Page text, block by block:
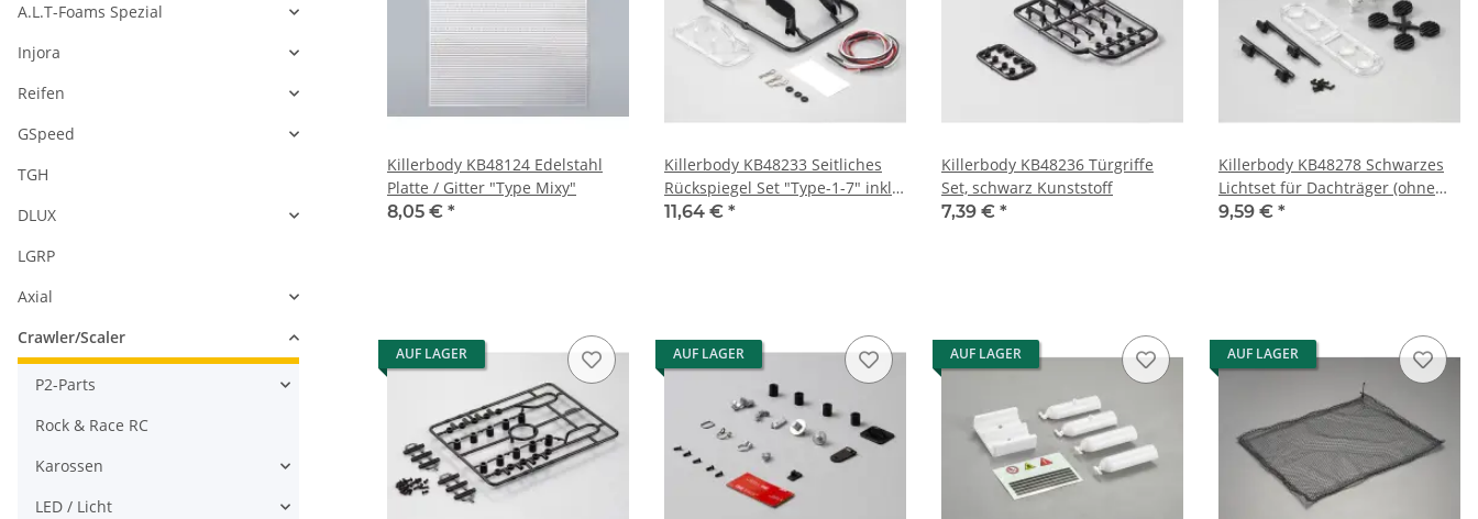
Killerbody KB48124 Edelstahl
Platte / Gitter "Type Mixy"
8,05 € *
Killerbody KB48233 Seitliches
Rückspiegel Set "Type-1-7" inkl.
LED
11,64 € *
Killerbody KB48236 Türgriffe
Set, schwarz Kunststoff
7,39 € *
Killerbody KB48278 Schwarzes
Lichtset für Dachträger (ohne
LED) Type "B"
9,59 € *
AUF LAGER AUF LAGER AUF LAGER AUF LAGER
A.L.T-Foams Spezial
Injora
Reifen
GSpeed
TGH
DLUX
LGRP
Axial
Crawler/Scaler
P2-Parts
Rock & Race RC
Karossen
LED / Licht